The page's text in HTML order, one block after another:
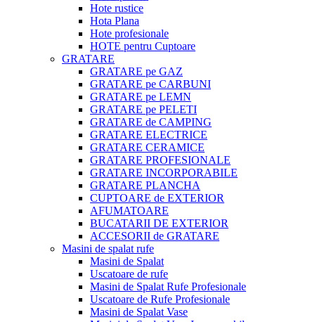
Hote rustice
Hota Plana
Hote profesionale
HOTE pentru Cuptoare
GRATARE
GRATARE pe GAZ
GRATARE pe CARBUNI
GRATARE pe LEMN
GRATARE pe PELETI
GRATARE de CAMPING
GRATARE ELECTRICE
GRATARE CERAMICE
GRATARE PROFESIONALE
GRATARE INCORPORABILE
GRATARE PLANCHA
CUPTOARE de EXTERIOR
AFUMATOARE
BUCATARII DE EXTERIOR
ACCESORII de GRATARE
Masini de spalat rufe
Masini de Spalat
Uscatoare de rufe
Masini de Spalat Rufe Profesionale
Uscatoare de Rufe Profesionale
Masini de Spalat Vase